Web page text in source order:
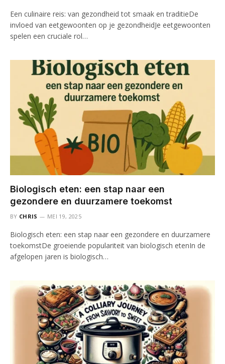
Een culinaire reis: van gezondheid tot smaak en traditieDe
invloed van eetgewoonten op je gezondheidJe eetgewoonten
spelen een cruciale rol…
Biologisch eten: een stap naar een
gezondere en duurzamere toekomst
BY CHRIS MEI 19, 2025
Biologisch eten: een stap naar een gezondere en duurzamere
toekomstDe groeiende populariteit van biologisch etenIn de
afgelopen jaren is biologisch…